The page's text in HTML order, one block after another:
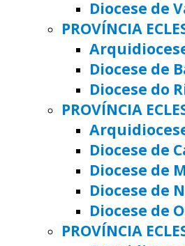
Diocese de
PROVÍNCIA
Diocese de
Diocese do
PROVÍNCIA
Diocese de
Diocese de
Diocese de
Diocese de
PROVÍNCIA